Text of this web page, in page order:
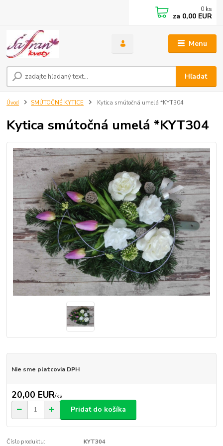
Menu
Hľadať
0 ks
za 0,00 EUR
Úvod SMÚTOČNÉ KYTICE Kytica smútočná umelá *KYT304
Kytica smútočná umelá *KYT304
Nie sme platcovia DPH
20,00 EUR/ks
Pridať do košíka
Číslo produktu: KYT304